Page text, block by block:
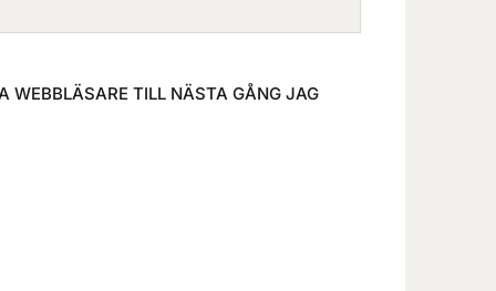
WEBBLÄSARE TILL NÄSTA GÅNG JAG